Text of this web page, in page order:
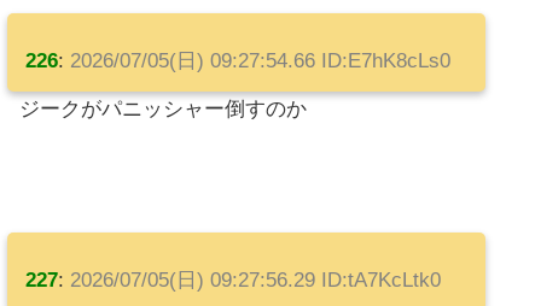
226: 2026/07/05(日) 09:27:54.66 ID:E7hK8cLs0
ジークがパニッシャー倒すのか
227: 2026/07/05(日) 09:27:56.29 ID:tA7KcLtk0